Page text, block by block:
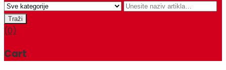
(0)
Cart